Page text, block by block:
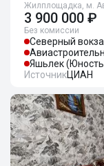
Жилплощадка, м.
3 900 000 ₽
Без комиссии
Северный
Яшьлек
ИсточникЦИАН